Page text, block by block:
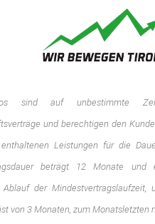
sind auf unbestimmte Zeit
und berechtigen den
Leistungen für die
beträgt 12 Monate und
der Mindestvertragslaufzeit,
von 3 Monaten, zum Monatsletzten